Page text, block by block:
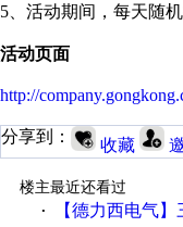
5、活动期间，每天随
活动页面
http://
分享到： 收藏
楼主最近还看过
·
【德力西电气】三